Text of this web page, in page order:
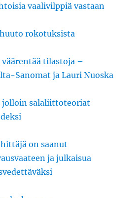
vaalivilppiä vastaan
rokotuksista
tilastoja –
Sanomat ja Lauri Nuoska
jolloin salaliittoteoriat
on saanut
ja julkaisua